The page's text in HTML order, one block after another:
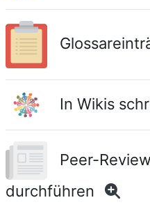
In Wikis
Peer-
durchführen